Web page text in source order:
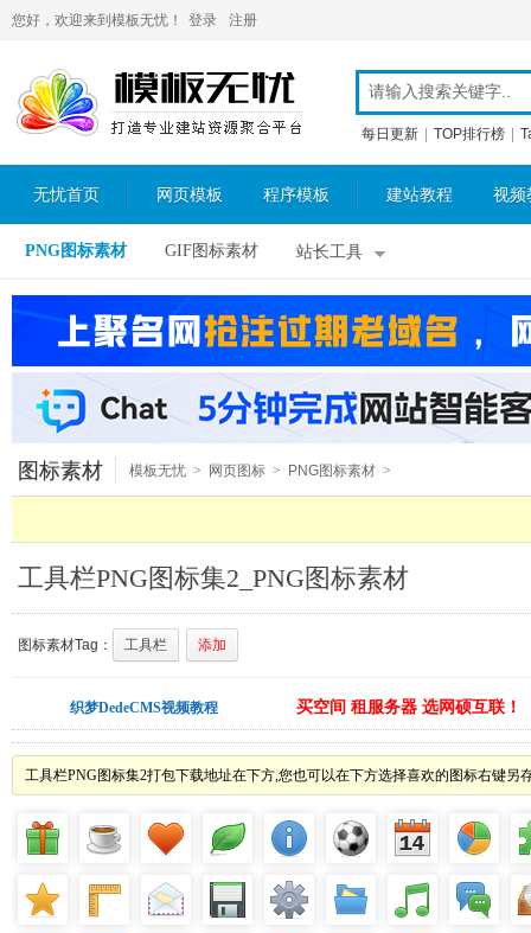
您好，欢迎来到模板无忧！ 登录 注册
每日更新 TOP排行榜
无忧首页 网页模板 程序模板 建站教程 视频
PNG图标素材 GIF图标素材 站长工具
图标素材 模板无忧 > 网页图标 > PNG图标素材 >
工具栏PNG图标集2_PNG图标素材
图标素材Tag： 工具栏 添加
织梦DedeCMS视频教程 买空间 租服务器 选网硕互联！
工具栏PNG图标集2打包下载地址在下方,您也可以在下方选择喜欢的图标右键另